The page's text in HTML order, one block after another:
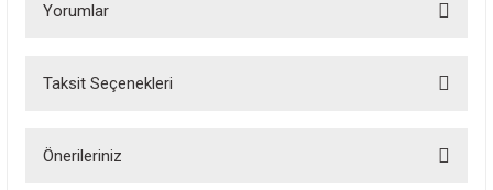
Yorumlar
Taksit Seçenekleri
Önerileriniz